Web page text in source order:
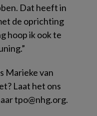
Dat heeft in
de oprichting
hoop ik ook te
Marieke van
Laat het ons
tpo@nhg.org.